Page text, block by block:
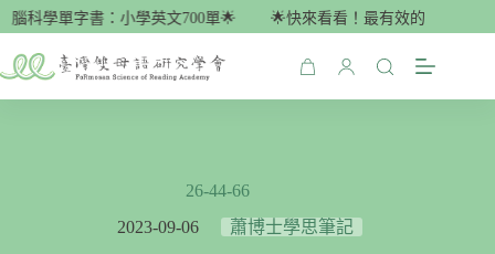
跳
主
科學單字書：小學英文700單🌟 🌟快來看看！最有效的腦科學單
購
26-44-66
2023-09-06
蕭博士學思筆記